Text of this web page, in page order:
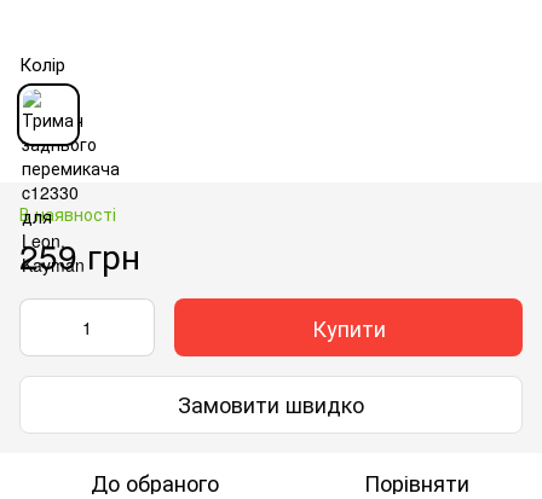
Колір
В наявності
259 грн
Купити
Замовити швидко
До обраного Порівняти